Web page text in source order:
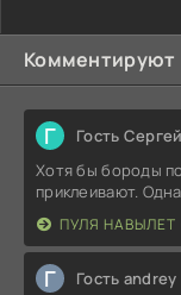
Комментируют
Г Гость Сергей
Хотя бы бороды
приклеивают.
ПУЛЯ НАВЫЛЕТ
Г Гость andrey